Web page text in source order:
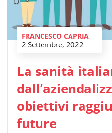
FRANCESCO CAPRIA
2 Settembre, 2022
La sanità
obiettivi
future